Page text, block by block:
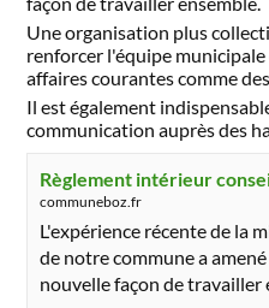
Une organisation plus
renforcer l'équipe
affaires courantes comme
Il est également
communication auprès des
Règlement intérieur
communeboz.fr
L'expérience récente de la
de notre commune a
nouvelle façon de travailler